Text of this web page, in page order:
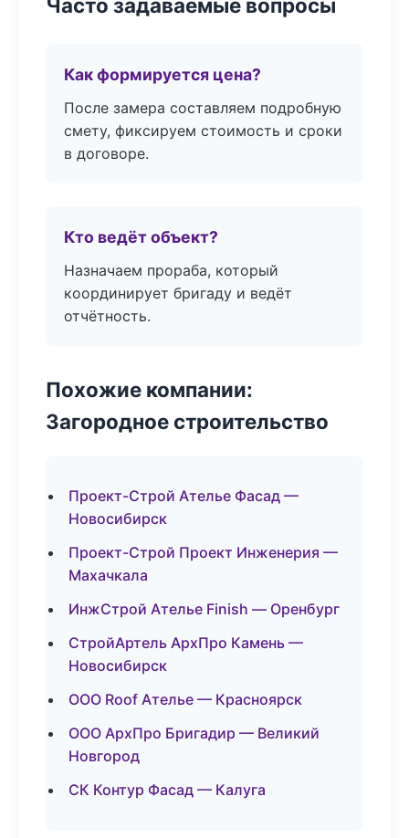
Часто задаваемые вопросы
Как формируется цена?
После замера составляем подробную
смету, фиксируем стоимость и сроки
в договоре.
Кто ведёт объект?
Назначаем прораба, который
координирует бригаду и ведёт
отчётность.
Похожие компании:
Загородное строительство
Проект-Строй Ателье Фасад —
Новосибирск
Проект-Строй Проект Инженерия —
Махачкала
ИнжСтрой Ателье Finish — Оренбург
СтройАртель АрхПро Камень —
Новосибирск
ООО Roof Ателье — Красноярск
ООО АрхПро Бригадир — Великий
Новгород
СК Контур Фасад — Калуга